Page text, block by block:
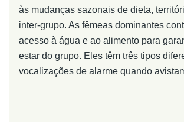
às mudanças sazonais de dieta,
inter-grupo. As fêmeas dominantes
acesso à água e ao alimento para
estar do grupo. Eles têm três tipos
vocalizações de alarme quando